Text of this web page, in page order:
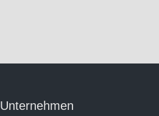
Unternehmen